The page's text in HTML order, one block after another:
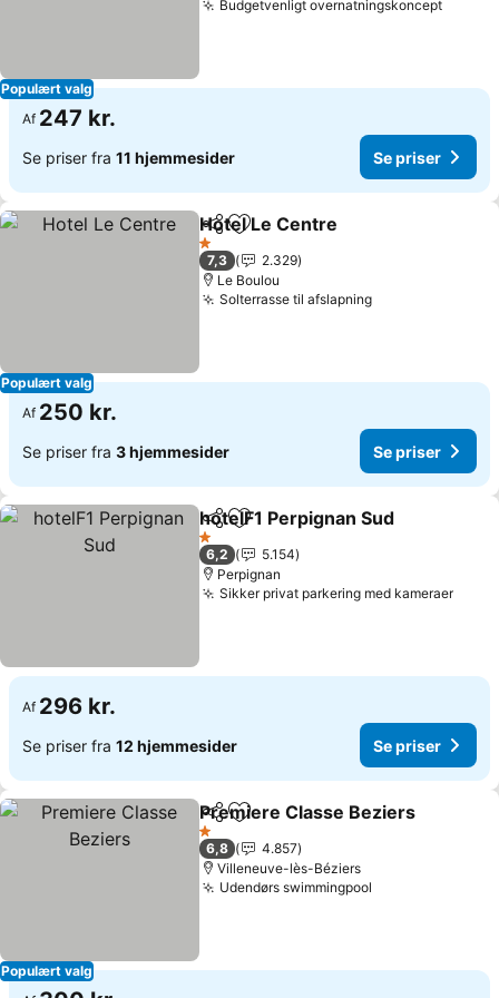
Populært valg
Budgetvenligt overnatningskonceptSe
Af 247 kr.
Se priser fra 11 hjemmesider Se priser
Populært valg
Del Føj til favoritter
Hotel Le Centre
1 Stjerner
7,3
2.329
Le Boulou
Solterrasse til afslapningSe priser
Af 250 kr.
Se priser fra 3 hjemmesider Se priser
Del Føj til favoritter
hotelF1 Perpignan Sud
1 Stjerner
6,2
5.154
Perpignan
Sikker privat parkering med kameraerSe
Af 296 kr.
Se priser fra 12 hjemmesider Se priser
Populært valg
Del Føj til favoritter
Premiere Classe Beziers
1 Stjerner
6,8
4.857
Villeneuve-lès-Béziers
Udendørs swimmingpool